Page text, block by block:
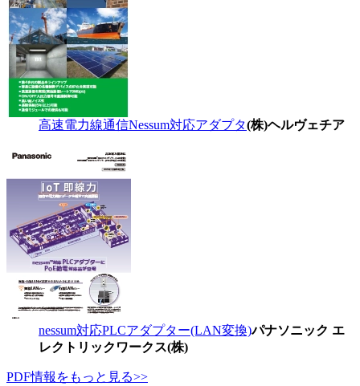
高速電力線通信Nessum対応アダプタ(株)ヘルヴェチア
nessum対応PLCアダプター(LAN変換)パナソニック エ
レクトリックワークス(株)
PDF情報をもっと見る>>